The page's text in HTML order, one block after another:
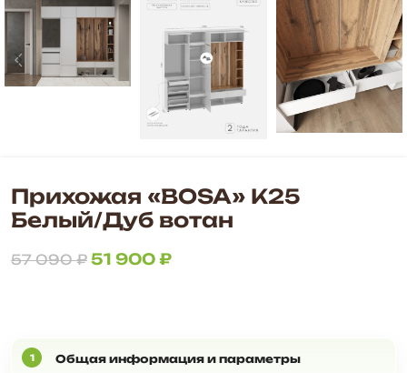
Прихожая «BOSA» К25
Белый/Дуб вотан
57 090₽ 51 900₽